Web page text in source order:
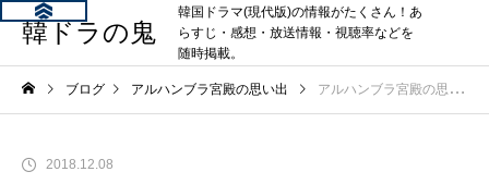
韓ドラの鬼
韓国ドラマ(現代版)の情報がたくさん！あ
らすじ・感想・放送情報・視聴率などを
随時掲載。
ブログ アルハンブラ宮殿の思い出 アルハンブラ宮殿の思い出 1話・2話 あらすじと感想 ヒョンビン ユ・ジヌ役
2018.12.08